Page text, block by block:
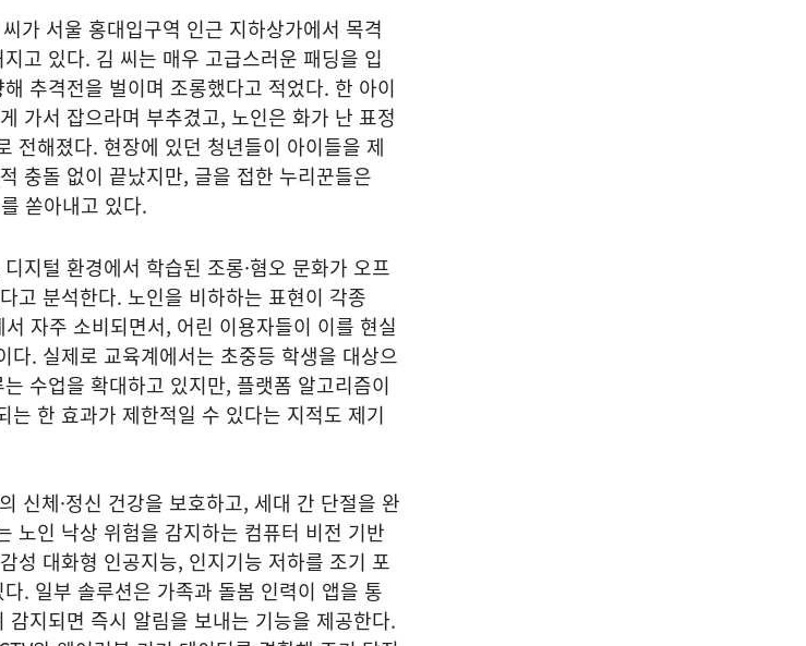
가 서울 홍대입구역 인근 지하상가에서 목격
고 있다. 김 씨는 매우 고급스러운 패딩을 입
추격전을 벌이며 조롱했다고 적었다. 한 아이
가서 잡으라며 부추겼고, 노인은 화가 난 표정
전해졌다. 현장에 있던 청년들이 아이들을 제
충돌 없이 끝났지만, 글을 접한 누리꾼들은
쏟아내고 있다.
지털 환경에서 학습된 조롱·혐오 문화가 오프
고 분석한다. 노인을 비하하는 표현이 각종
자주 소비되면서, 어린 이용자들이 이를 현실
. 실제로 교육계에서는 초중등 학생을 대상으
수업을 확대하고 있지만, 플랫폼 알고리즘이
한 효과가 제한적일 수 있다는 지적도 제기
신체·정신 건강을 보호하고, 세대 간 단절을 완
노인 낙상 위험을 감지하는 컴퓨터 비전 기반
성 대화형 인공지능, 인지기능 저하를 조기 포
. 일부 솔루션은 가족과 돌봄 인력이 앱을 통
지되면 즉시 알림을 보내는 기능을 제공한다.